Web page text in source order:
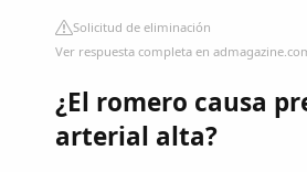
Solicitud de eliminación
Ver respuesta completa en
¿El romero causa
arterial alta?